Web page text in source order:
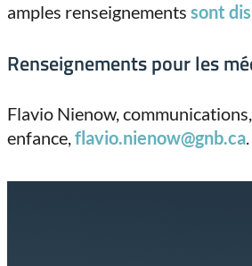
amples renseignements sont
Renseignements pour les
Flavio Nienow,
enfance,flavio.nienow@gnb.ca.